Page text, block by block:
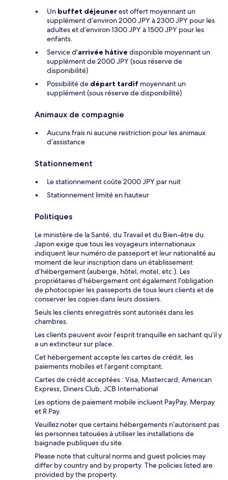
Un buffet déjeunerest offert moyennant un
supplément d’environ 2000 JPY à 2300 JPY pour les
adultes et d’environ 1300 JPY à 1500 JPY pour les
enfants.
Service d'arrivée hâtive disponible moyennant un
supplément de 2000 JPY (sous réserve de
disponibilité)
Possibilité de départ tardif moyennant un
supplément (sous réserve de disponibilité)
Animaux de compagnie
Aucuns frais ni aucune restriction pour les animaux
d’assistance
Stationnement
Le stationnement coûte 2000 JPY par nuit
Stationnement limité en hauteur
Politiques
Le ministère de la Santé, du Travail et du Bien-être du
Japon exige que tous les voyageurs internationaux
indiquent leur numéro de passeport et leur nationalité au
moment de leur inscription dans un établissement
d’hébergement (auberge, hôtel, motel, etc.). Les
propriétaires d’hébergement ont également l’obligation
de photocopier les passeports de tous leurs clients et de
conserver les copies dans leurs dossiers.
Seuls les clients enregistrés sont autorisés dans les
chambres.
Les clients peuvent avoir l’esprit tranquille en sachant qu’il y
a un extincteur sur place.
Cet hébergement accepte les cartes de crédit, les
paiements mobiles et l’argent comptant.
Cartes de crédit acceptées : Visa, Mastercard, American
Express, Diners Club, JCB International
Les options de paiement mobile incluent PayPay, Merpay
et R Pay.
Veuillez noter que certains hébergements n’autorisent pas
les personnes tatouées à utiliser les installations de
baignade publiques du site.
Please note that cultural norms and guest policies may
differ by country and by property. The policies listed are
provided by the property.